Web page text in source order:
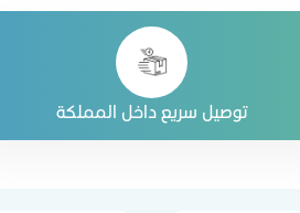
توصيل سريع داخل المملكة